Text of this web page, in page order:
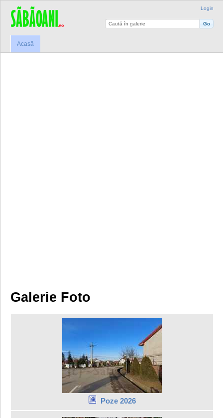
Login
Acasă
Galerie Foto
Poze 2026